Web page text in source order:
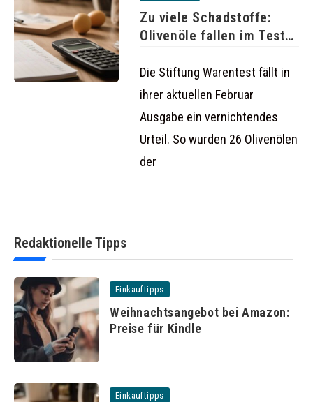
Zu viele Schadstoffe:
Olivenöle fallen im Test
Die Stiftung Warentest fällt in
ihrer aktuellen Februar
Ausgabe ein vernichtendes
Urteil. So wurden 26 Olivenölen
der
Redaktionelle Tipps
Einkauftipps
Weihnachtsangebot bei Amazon:
Preise für Kindle
Einkauftipps